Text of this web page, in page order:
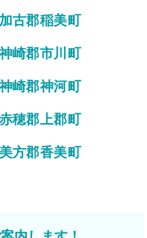
加古郡稲美町
神崎郡市川町
神崎郡神河町
赤穂郡上郡町
美方郡香美町